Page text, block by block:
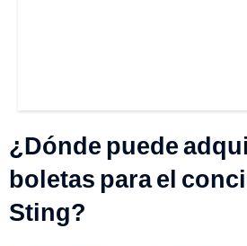
¿Dónde puede
boletas para el
Sting?